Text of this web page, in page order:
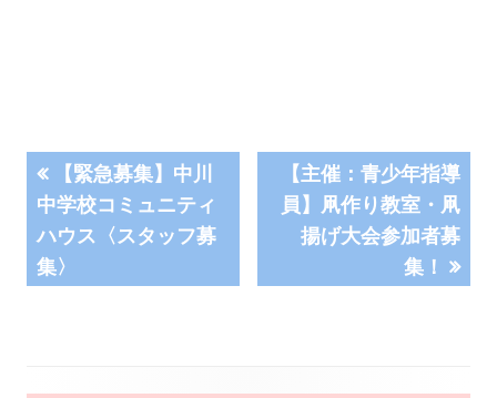
で
開
き
投
稿
ナ
前
の
記
事:
【緊急募集】中川
中学校コミュニティ
ハウス〈スタッフ募
集〉
次
の
【主催：青少年指導
員】凧作り教室・凧
揚げ大会参加者募
集！